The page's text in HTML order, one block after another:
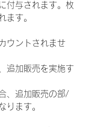
付与されます。枚
ます。
ウントされませ
追加販売を実施す
、追加販売の部/
ります。